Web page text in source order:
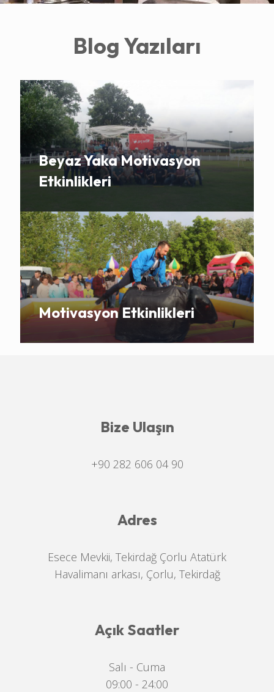
Blog Yazıları
Beyaz Yaka Motivasyon
Etkinlikleri
Motivasyon Etkinlikleri
Bize Ulaşın
+90 282 606 04 90
Adres
Esece Mevkii, Tekirdağ Çorlu Atatürk
Havalimanı arkası, Çorlu, Tekirdağ
Açık Saatler
Salı - Cuma
09:00 - 24:00